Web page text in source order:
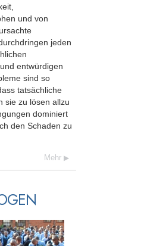
und von
jeden
entwürdigen
sind so
tatsächliche
sie zu lösen allzu
dominiert
den Schaden zu
Mehr